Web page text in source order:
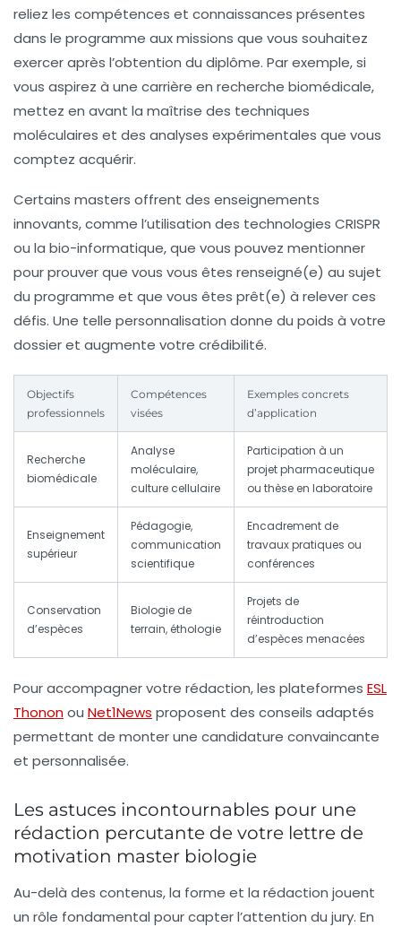
reliez les compétences et connaissances présentes
dans le programme aux missions que vous souhaitez
exercer après l’obtention du diplôme. Par exemple, si
vous aspirez à une carrière en recherche biomédicale,
mettez en avant la maîtrise des techniques
moléculaires et des analyses expérimentales que vous
comptez acquérir.
Certains masters offrent des enseignements
innovants, comme l’utilisation des technologies CRISPR
ou la bio-informatique, que vous pouvez mentionner
pour prouver que vous vous êtes renseigné(e) au sujet
du programme et que vous êtes prêt(e) à relever ces
défis. Une telle personnalisation donne du poids à votre
dossier et augmente votre crédibilité.
Objectifs
professionnels
Compétences
visées
Exemples concrets
d’application
Recherche
biomédicale
Analyse
moléculaire,
culture cellulaire
Participation à un
projet pharmaceutique
ou thèse en laboratoire
Enseignement
supérieur
Pédagogie,
communication
scientifique
Encadrement de
travaux pratiques ou
conférences
Conservation
d’espèces
Biologie de
terrain, éthologie
Projets de
réintroduction
d’espèces menacées
Pour accompagner votre rédaction, les plateformes ESL
Thononou Net1News proposent des conseils adaptés
permettant de monter une candidature convaincante
et personnalisée.
Les astuces incontournables pour une
rédaction percutante de votre lettre de
motivation master biologie
Au-delà des contenus, la forme et la rédaction jouent
un rôle fondamental pour capter l’attention du jury. En